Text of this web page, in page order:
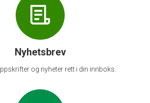
Nyhetsbrev
og nyheter rett i din innboks.